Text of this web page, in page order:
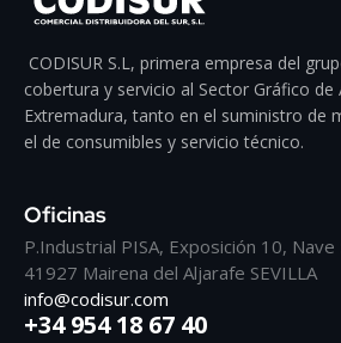
CODISUR S.L, primera empresa del
cobertura y servicio al Sector Gráfico de
Extremadura, tanto en el suministro de
el de consumibles y servicio técnico.
Oficinas
P.Industrial PISA, Exposición 10, Nave
41927 Mairena del Aljarafe SEVILLA
info@codisur.com
+34 954 18 67 40